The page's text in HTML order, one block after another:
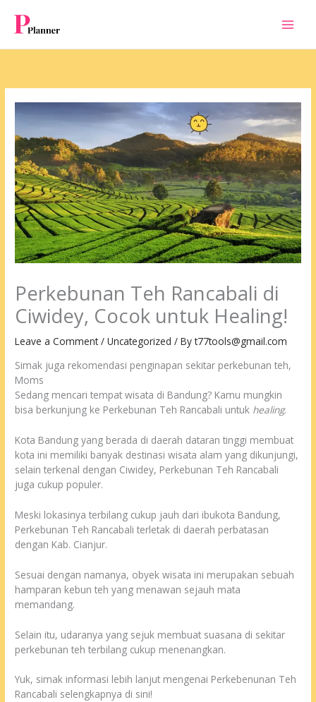
content
Perkebunan Teh Rancabali di
Ciwidey, Cocok untuk Healing!
Leave a Comment /Uncategorized / Byt77tools@gmail.com
Simak juga rekomendasi penginapan sekitar perkebunan teh,
Moms
Sedang mencari tempat wisata di Bandung? Kamu mungkin
bisa berkunjung ke Perkebunan Teh Rancabali untuk healing.
Kota Bandung yang berada di daerah dataran tinggi membuat
kota ini memiliki banyak destinasi wisata alam yang dikunjungi,
selain terkenal dengan Ciwidey, Perkebunan Teh Rancabali
juga cukup populer.
Meski lokasinya terbilang cukup jauh dari ibukota Bandung,
Perkebunan Teh Rancabali terletak di daerah perbatasan
dengan Kab. Cianjur.
Sesuai dengan namanya, obyek wisata ini merupakan sebuah
hamparan kebun teh yang menawan sejauh mata
memandang.
Selain itu, udaranya yang sejuk membuat suasana di sekitar
perkebunan teh terbilang cukup menenangkan.
Yuk, simak informasi lebih lanjut mengenai Perkebenunan Teh
Rancabali selengkapnya di sini!